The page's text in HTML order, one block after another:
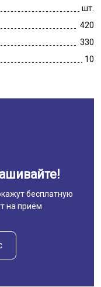
шт.
420
330
10
бесплатную
на приём